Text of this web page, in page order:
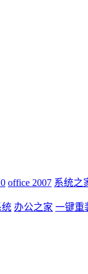
office 2007 系统之
统 办公之家 一键重